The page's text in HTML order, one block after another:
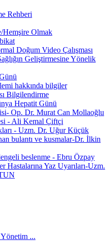
Rehberi
Hemşire Olmak
Doğum Video Çalışması
Geliştirmesine Yönelik
hakkında bilgiler
Bilgilendirme
Hepatit Günü
Op. Dr. Murat Can Mollaoğlu
- Ali Kemal Çiftçi
- Uzm. Dr. Uğur Küçük
bulantı ve kusmalar-Dr. İlkin
beslenme - Ebru Özpay
Hastalarına Yaz Uyarıları-Uzm.
...